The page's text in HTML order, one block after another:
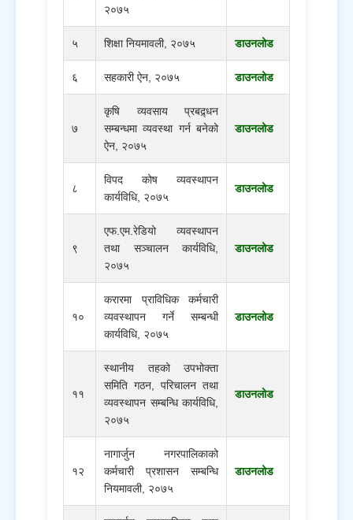
२०७५
५ शिक्षा नियमावली, २०७५ डाउनलोड
६ सहकारी ऐन, २०७५ डाउनलोड
७
कृषि व्यवसाय प्रबद्र्धन
सम्बन्धमा व्यवस्था गर्न बनेको
ऐन, २०७५
डाउनलोड
८
विपद कोष व्यवस्थापन
कार्यविधि, २०७५
डाउनलोड
९
एफ.एम.रेडियो व्यवस्थापन
तथा सञ्चालन कार्यविधि,
२०७५
डाउनलोड
१०
करारमा प्राविधिक कर्मचारी
व्यवस्थापन गर्ने सम्बन्धी
कार्यविधि, २०७५
डाउनलोड
११
स्थानीय तहको उपभोक्ता
समिति गठन, परिचालन तथा
व्यवस्थापन सम्बन्धि कार्यविधि,
२०७५
डाउनलोड
१२
नागार्जुन नगरपालिकाको
कर्मचारी प्रशासन सम्बन्धि
नियमावली, २०७५
डाउनलोड